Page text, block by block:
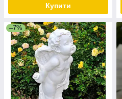
Купити
–7%